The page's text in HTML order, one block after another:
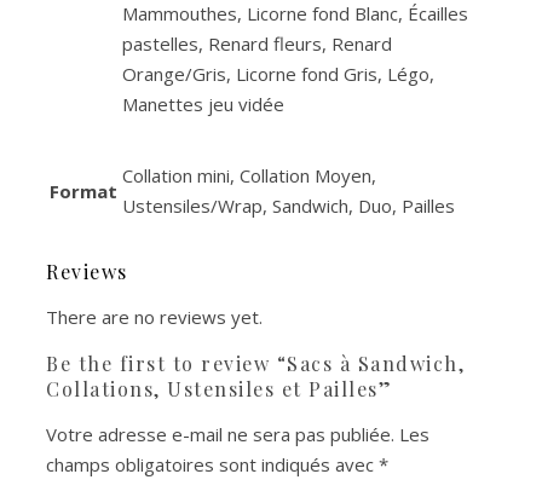
Mammouthes, Licorne fond Blanc, Écailles
pastelles, Renard fleurs, Renard
Orange/Gris, Licorne fond Gris, Légo,
Manettes jeu vidée
Format
Collation mini, Collation Moyen,
Ustensiles/Wrap, Sandwich, Duo, Pailles
Reviews
There are no reviews yet.
Be the first to review “Sacs à Sandwich,
Collations, Ustensiles et Pailles”
Votre adresse e-mail ne sera pas publiée. Les
champs obligatoires sont indiqués avec *